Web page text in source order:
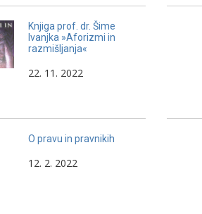
Knjiga prof. dr. Šime
Ivanjka »Aforizmi in
razmišljanja«
22. 11. 2022
O pravu in pravnikih
12. 2. 2022